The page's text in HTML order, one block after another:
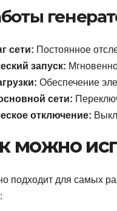
сети: Постоянное
запуск:
Обеспечение
сети:
отключение:
можно
подходит для самых